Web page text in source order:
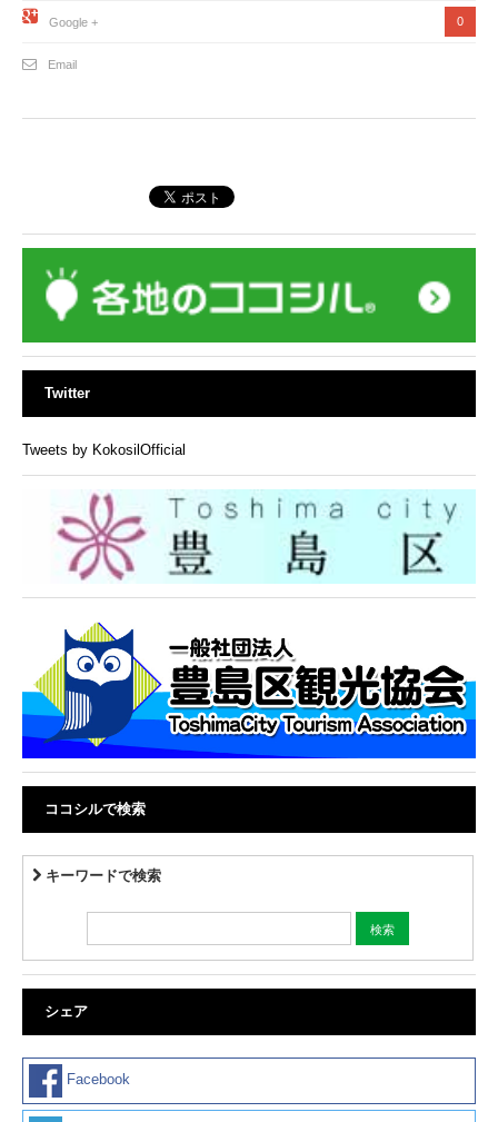
Google + 0
Email
Twitter
Tweets by KokosilOfficial
ココシルで検索
キーワードで検索
シェア
Facebook